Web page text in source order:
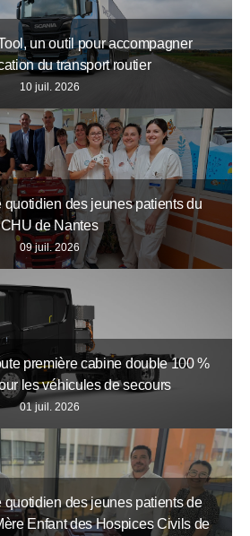
un outil pour accompagner
du transport routier
10 juil. 2026
quotidien des jeunes patients du
CHU de Nantes
09 juil. 2026
première cabine double 100 %
les véhicules de secours
01 juil. 2026
quotidien des jeunes patients de
Enfant des Hospices Civils de